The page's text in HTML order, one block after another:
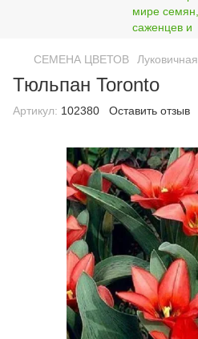
СЕМЕНА ЦВЕТОВ Луковичная
Тюльпан Toronto
Артикул: 102380 Оставить отзыв